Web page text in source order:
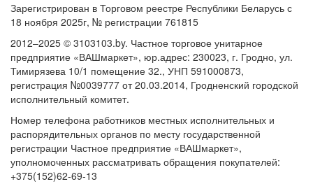
Зарегистрирован в Торговом реестре Республики Беларусь с
18 ноября 2025г, № регистрации 761815
2012–2025 © 3103103.by. Частное торговое унитарное
предприятие «ВАШмаркет», юр.адрес: 230023, г. Гродно, ул.
Тимирязева 10/1 помещение 32., УНП 591000873,
регистрация №0039777 от 20.03.2014, Гродненский городской
исполнительный комитет.
Номер телефона работников местных исполнительных и
распорядительных органов по месту государственной
регистрации Частное предприятие «ВАШмаркет»,
уполномоченных рассматривать обращения покупателей:
+375(152)62-69-13